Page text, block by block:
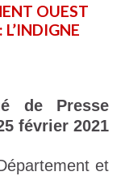
OUEST
L’INDIGNE
de Presse
février 2021
et